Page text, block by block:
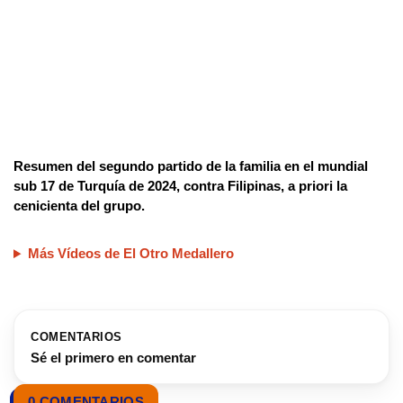
Resumen del segundo partido de la familia en el mundial
sub 17 de Turquía de 2024, contra Filipinas, a priori la
cenicienta del grupo.
Más Vídeos de El Otro Medallero
COMENTARIOS
Sé el primero en comentar